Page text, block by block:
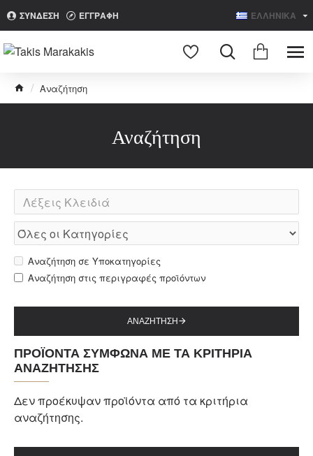
ΣΥΝΔΕΣΗ ΕΓΓΡΑΦΗ ΕΛΛΗΝΙΚΑ
Search
Αναζήτηση
Αναζήτηση
Αναζήτηση σε Υποκατηγορίες
Αναζήτηση στις περιγραφές προϊόντων
ΑΝΑΖΗΤΗΣΗ
ΠΡΟΪΟΝΤΑ ΣΥΜΦΩΝΑ ΜΕ ΤΑ ΚΡΙΤΗΡΙΑ
ΑΝΑΖΗΤΗΣΗΣ
Δεν προέκυψαν προϊόντα από τα κριτήρια
αναζήτησης.